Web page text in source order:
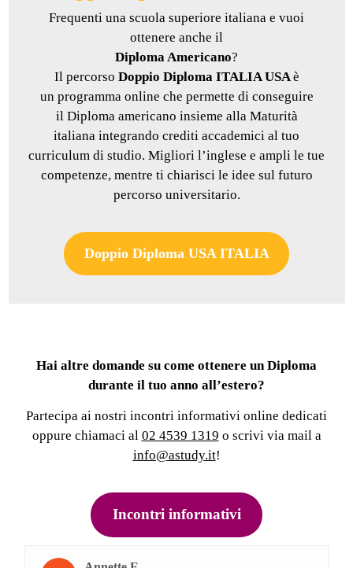
Frequenti una scuola superiore italiana e vuoi
ottenere anche il
Diploma Americano?
Il percorso Doppio Diploma ITALIA USAè
un programma online che permette di conseguire
il Diploma americano insieme alla Maturità
italiana integrando crediti accademici al tuo
curriculum di studio. Migliori l’inglese e ampli le tue
competenze, mentre ti chiarisci le idee sul futuro
percorso universitario.
Doppio Diploma USA ITALIA
Hai altre domande su come ottenere un Diploma
durante il tuo anno all’estero?
Partecipa ai nostri incontri informativi online dedicati
oppure chiamaci al 02 4539 1319 o scrivi via mail a
info@astudy.it!
Incontri informativi